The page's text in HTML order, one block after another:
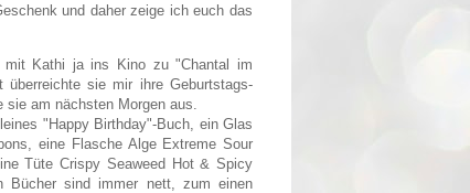
und daher zeige ich euch das
Kathi ja ins Kino zu "Chantal im
überreichte sie mir ihre Geburtstags-
am nächsten Morgen aus.
"Happy Birthday"-Buch, ein Glas
eine Flasche Alge Extreme Sour
Tüte Crispy Seaweed Hot & Spicy
Bücher sind immer nett, zum einen